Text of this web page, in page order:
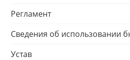
Регламент
Сведения об использовании
Устав